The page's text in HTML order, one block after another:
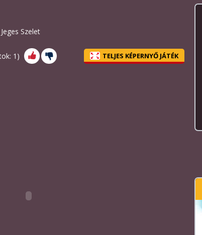
Jeges Szelet
1 ) TELJES KÉPERNYŐ JÁTÉK